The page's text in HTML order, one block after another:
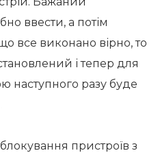
ввести, а потім
все виконано вірно, то
і тепер для
наступного разу буде
пристроїв з